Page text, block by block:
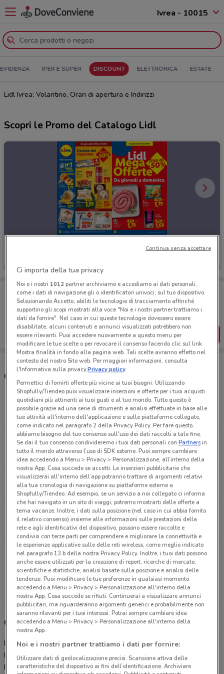
Ivrea - 10015
IPER E SUPER DISCOUNT ELETTRONICA ESTATE
Lidl Ivrea: Volantino, Orari di apertura e Indirizzi
Scopri le Promo del Catalogo Lidl
Porta DoveConviene sempre con te!
Puoi trovare le migliori offerte dei negozi vicino a te,
salvarle e creare la tua lista del risparmio, comodamente
dal tuo cellulare.
SCARICA L’APP
Orari Lidl e Indirizzi Supermercati
Via San Ulderico, 2 Ivrea
423 m
APERTO
Via Strusiglia, 22/A Ivrea
1.4 km
APERTO
Via Ivrea, 26 Strambino
8.8 km
APERTO
Via Ivrea, 7 Biella
16.7 km
APERTO
Corso Europa, 11 Biella
17.9 km
APERTO
Tutti i negozi Lidl
Gli sconti del nuovo volantino Lidl e i negozi
Lidl è presente in vari punti della città: lo trovi in Via San Ulderico 2
Ivrea, Via Strusiglia 22/A Ivrea, Via Ivrea 26 Strambino, Via Ivrea 7
Biella, Corso Europa 11 Biella, Via Libertà 1 Vigliano Biellese,
Ci importa della tua privacy
Noi e i nostri 1012partner archiviamo e accediamo ai dati personali,
come i dati di navigazione gli o identificatori univoci, sul tuo dispositivo.
Selezionando Accetto, abiliti le tecnologie di tracciamento affinché
supportino gli scopi mostrati alla voce "Noi e i nostri partner trattiamo i
dati da fornire". Nel caso in cui queste tecnologie dovessero essere
disabilitate, alcuni contenuti e annunci visualizzati potrebbero non
essere rilevanti. Puoi accedere nuovamente a questo menu per
modificare le tue scelte o per revocare il consenso facendo clic sul link
Mostra finalità in fondo alla pagina web. Tali scelte avranno effetto nel
contesto del nostro Sito web. Per maggiori informazioni, consulta
l'Informativa sulla privacy.Privacy policy
Permettici di fornirti offerte più vicine ai tuoi bisogni: Utilizzando
Shopfully/Tiendeo puoi visualizzare inserzioni e offerte per i tuoi acquisti
quotidiani più attinenti ai tuoi gusti e al tuo mondo. Tutto questo è
possibile grazie ad una serie di strumenti e analisi effettuate in base alle
tue attività all'interno dell'applicazione e sulle piattaforme collegate,
come indicato nel paragrafo 2 della Privacy Policy. Per fare questo,
abbiamo bisogno del tuo consenso sull'uso dei dati raccolti a tale fine.
Se dai il tuo consenso condivideremo i tuoi dati personali conPartnersin
tutto il mondo attraverso l’uso di SDK esterne. Puoi sempre cambiare
idea accedendo a Menu > Privacy > Personalizzazione, all’interno della
nostra App. Cosa succede se accetti: Le inserzioni pubblicitarie che
visualizzerai all'interno dell’app potranno trattare di argomenti relativi
alla tua cronologia di navigazione su piattaforme esterne a
Shopfully/Tiendeo. Ad esempio, se un servizio a noi collegato ci informa
che hai navigato in un sito di viaggi, potremo mostrarti delle offerte a
tema vacanze. Inoltre, i dati sulla posizione (nel caso in cui abbia fornito
il relativo consenso) insieme alle informazioni sulle prestazioni della
rete e agli identificativi del dispositivo, possono essere raccolte e
condivisi con terze parti per comprendere e migliorare la connettività e
le esperienze applicative sulle delle reti wireless, come meglio indicato
nel paragrafo 13.b della nostra Privacy Policy. Inoltre, i tuoi dati possono
anche essere utilizzati per la creazione di report, ricerche di mercato,
scientifiche e statistiche, analisi basate sulla posizione e analisi delle
tendenze. Puoi modificare le tue preferenze in qualsiasi momento
accedendo a Menu > Privacy > Personalizzazione all'interno della
nostra App. Cosa succede se rifiuti: Continuerai a visualizzare annunci
pubblicitari, ma riguarderanno argomenti generici e probabilmente non
saranno rilevanti per i tuoi interessi. Potrai sempre cambiare idea
accedendo a Menu > Privacy > Personalizzazione all'interno della
nostra App.
Noi e i nostri partner trattiamo i dati per fornire:
Utilizzare dati di geolocalizzazione precisi. Scansione attiva delle
caratteristiche del dispositivo ai fini dell’identificazione. Archiviare
Continua senza accettare